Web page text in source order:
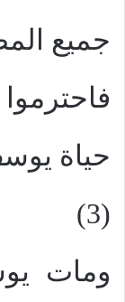
جميع
حياة
(3)
ومات